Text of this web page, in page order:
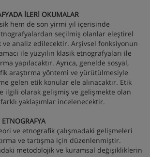
İLERİ OKUMALAR
hem de son yirmi yıl içerisinde
seçilmiş olanlar eleştirel
ve analiz edilecektir. Arşivsel fonksiyonun
ile yüzyılın klasik etnografyaları ile
yapılacaktır. Ayrıca, genelde sosyal,
araştırma yöntemi ve yürütülmesiyle
gelen etik konular ele alınacaktır. Etik
ilgili olarak gelişmiş ve gelişmekte olan
yaklaşımlar incelenecektir.
ve etnografik çalışmadaki gelişmeleri
ve tartışma için düzenlenmiştir.
metodolojik ve kuramsal değişikliklerin